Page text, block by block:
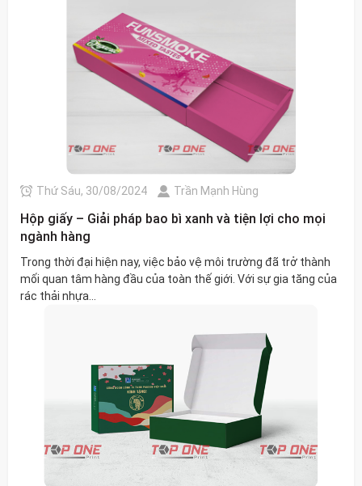
Thứ Sáu, 30/08/2024 Trần Mạnh Hùng
Hộp giấy – Giải pháp bao bì xanh và tiện lợi cho mọi
ngành hàng
Trong thời đại hiện nay, việc bảo vệ môi trường đã trở thành
mối quan tâm hàng đầu của toàn thế giới. Với sự gia tăng của
rác thải nhựa...